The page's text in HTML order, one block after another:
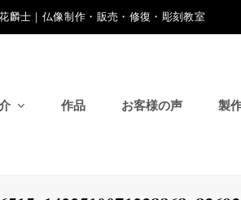
麟士｜仏像制作・販売・修復・彫刻教室
作品 お客様の声 製